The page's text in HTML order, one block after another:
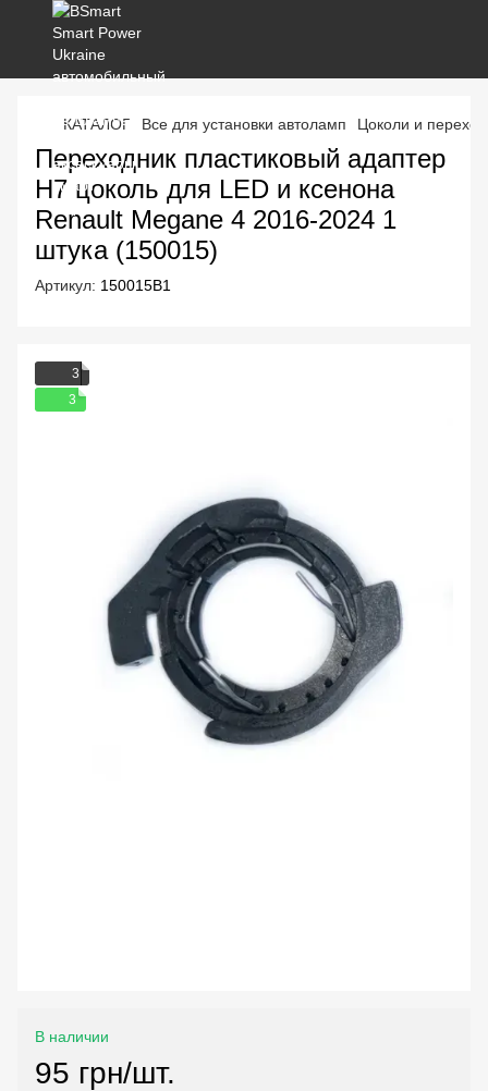
КАТАЛОГ Все для установки автоламп Цоколи и
Переходник пластиковый адаптер
H7 цоколь для LED и ксенона
Renault Megane 4 2016-2024 1
штука (150015)
Артикул: 150015B1
3
3
В наличии
95 грн/шт.